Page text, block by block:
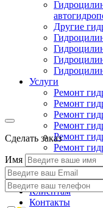
Другие
Услуги
Ремонт
Ремонт
Ремонт
Ремонт
Ремонт
Ремонт
Ремонт
Ремонт
Производство
Клиентам
Контакты
Сделать заказ
Имя